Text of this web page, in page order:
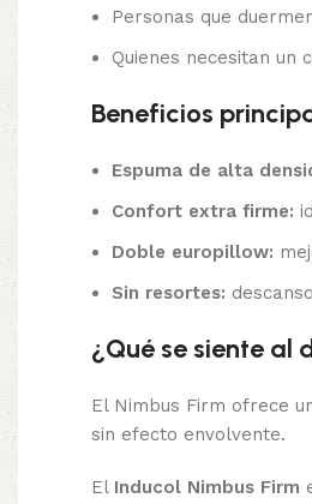
Personas que
Quienes necesitan un
Beneficios
Espuma de alta
Confort extra firme:
Doble europillow:
Sin resortes:
¿Qué se siente al
El Nimbus Firm ofrece
sin efecto envolvente.
El Inducol Nimbus Firm